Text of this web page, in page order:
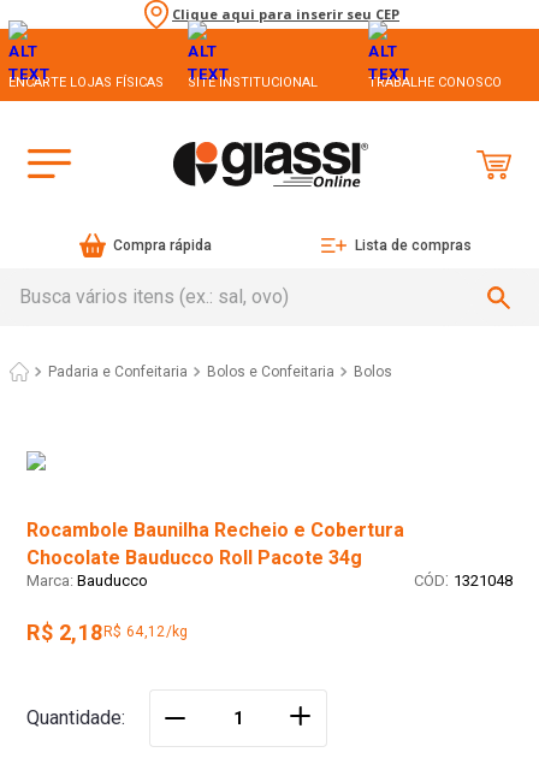
Clique aqui para inserir seu CEP
ENCARTE LOJAS FÍSICAS SITE INSTITUCIONAL TRABALHE CONOSCO
Compra rápida Lista de compras
Padaria e Confeitaria Bolos e Confeitaria Bolos
Rocambole Baunilha Recheio e Cobertura
Chocolate Bauducco Roll Pacote 34g
Bauducco : 1321048
R$ 2,18 R$ 64,12/kg
Quantidade ＋